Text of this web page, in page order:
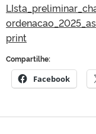
print
Compartilhe:
Facebook